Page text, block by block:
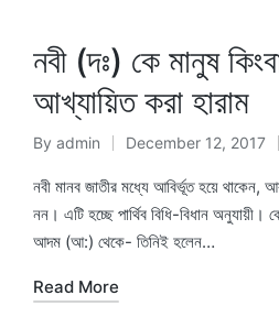
নবী (দঃ) কে মানুষ
আখ্যায়িত করা হারাম
Posted
by
By admin December 12, 2017
নবী মানব জাতীর মধ্যে আবির্ভূত হয়ে থাকেন,
নন। এটি হচ্ছে পার্থিব বিধি-বিধান অনুযায়ী।
আদম (আ:) থেকে- তিনিই হলেন…
Read More